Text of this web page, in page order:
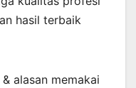
hasil terbaik
alasan memakai